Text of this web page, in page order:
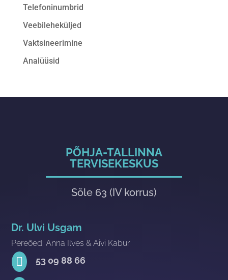
Telefoninumbrid
Veebileheküljed
Vaktsineerimine
Analüüsid
PÕHJA-TALLINNA
TERVISEKESKUS
Sõle 63 (IV korrus)
Dr. Ulvi Usgam
Pereõed: Anna Ilves & Aivi Kabur
 53 09 88 66